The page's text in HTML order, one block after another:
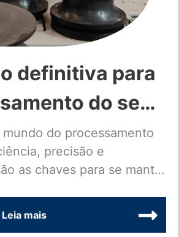
definitiva para
do seu
de produção
de
encolhimento
do processamento
precisão e
as chaves para se manter
Leia mais